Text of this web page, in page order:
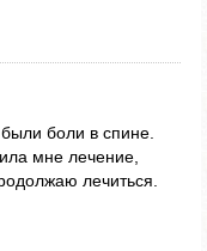
боли в спине.
мне лечение,
лечиться.